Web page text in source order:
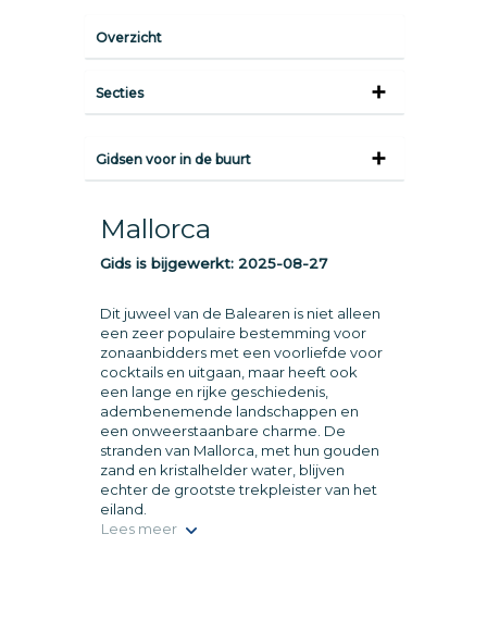
Overzicht
Secties
Gidsen voor in de buurt
Mallorca
Gids is bijgewerkt: 2025-08-27
Dit juweel van de Balearen is niet alleen
een zeer populaire bestemming voor
zonaanbidders met een voorliefde voor
cocktails en uitgaan, maar heeft ook
een lange en rijke geschiedenis,
adembenemende landschappen en
een onweerstaanbare charme. De
stranden van Mallorca, met hun gouden
zand en kristalhelder water, blijven
echter de grootste trekpleister van het
eiland.
Lees meer